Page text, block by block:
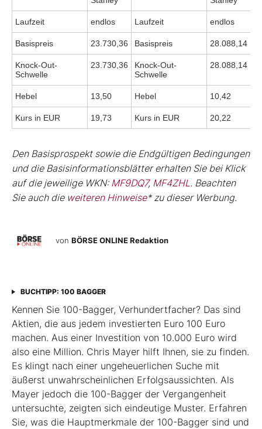
Laufzeit endlos Laufzeit endlos
Basispreis 23.730,36 Basispreis 28.088,14
Knock-Out-
Schwelle
23.730,36
Knock-Out-
Schwelle
28.088,14
Hebel 13,50 Hebel 10,42
Kurs in EUR 19,73 Kurs in EUR 20,22
Den Basisprospekt sowie die Endgültigen Bedingungen
und die Basisinformationsblätter erhalten Sie bei Klick
auf die jeweilige WKN: MF9DQ7, MF4ZHL. Beachten
Sie auch die weiteren Hinweise* zu dieser Werbung.
von BÖRSE ONLINE Redaktion
BUCHTIPP: 100 BAGGER
Kennen Sie 100-Bagger, Verhundertfacher? Das sind
Aktien, die aus jedem investierten Euro 100 Euro
machen. Aus einer Investition von 10.000 Euro wird
also eine Million. Chris Mayer hilft Ihnen, sie zu finden.
Es klingt nach einer ungeheuerlichen Suche mit
äußerst unwahrscheinlichen Erfolgsaussichten. Als
Mayer jedoch die 100-Bagger der Vergangenheit
untersuchte, zeigten sich eindeutige Muster. Erfahren
Sie, was die Hauptmerkmale der 100-Bagger sind und